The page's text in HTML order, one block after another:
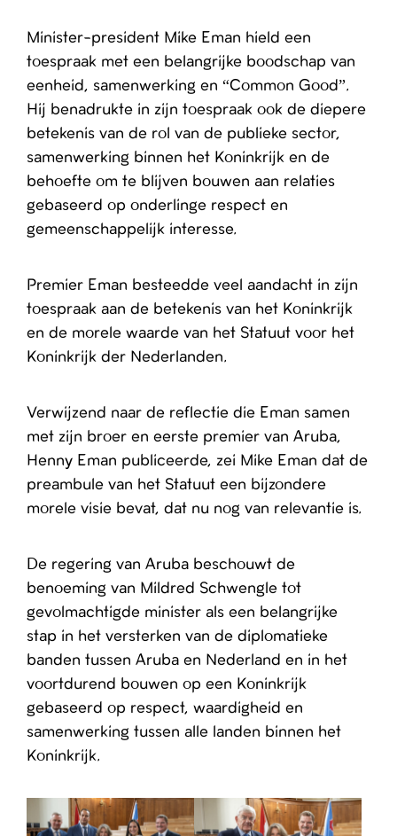
Minister-president Mike Eman hield een
toespraak met een belangrijke boodschap van
eenheid, samenwerking en “Common Good”.
Hij benadrukte in zijn toespraak ook de diepere
betekenis van de rol van de publieke sector,
samenwerking binnen het Koninkrijk en de
behoefte om te blijven bouwen aan relaties
gebaseerd op onderlinge respect en
gemeenschappelijk interesse.
Premier Eman besteedde veel aandacht in zijn
toespraak aan de betekenis van het Koninkrijk
en de morele waarde van het Statuut voor het
Koninkrijk der Nederlanden.
Verwijzend naar de reflectie die Eman samen
met zijn broer en eerste premier van Aruba,
Henny Eman publiceerde, zei Mike Eman dat de
preambule van het Statuut een bijzondere
morele visie bevat, dat nu nog van relevantie is.
De regering van Aruba beschouwt de
benoeming van Mildred Schwengle tot
gevolmachtigde minister als een belangrijke
stap in het versterken van de diplomatieke
banden tussen Aruba en Nederland en in het
voortdurend bouwen op een Koninkrijk
gebaseerd op respect, waardigheid en
samenwerking tussen alle landen binnen het
Koninkrijk.